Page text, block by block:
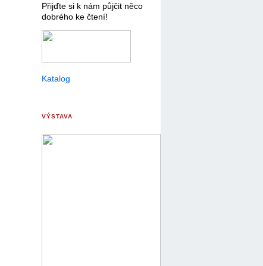
Přijďte si k nám půjčit něco
dobrého ke čtení!
Katalog
VÝSTAVA